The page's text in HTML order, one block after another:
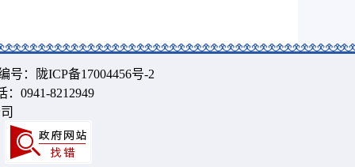
号：
陇ICP备17004456号-2
0941-8212949